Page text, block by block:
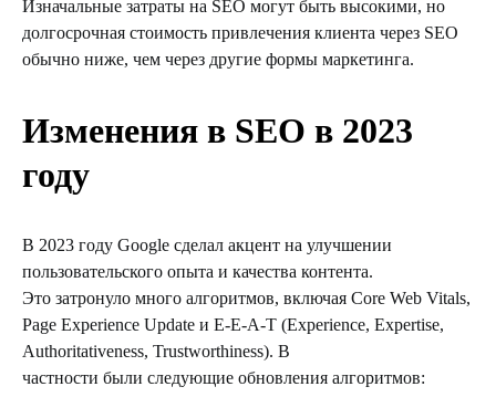
Изначальные затраты на SEO могут быть высокими, но
долгосрочная стоимость привлечения клиента через SEO
обычно ниже, чем через другие формы маркетинга.
Изменения в SEO в 2023
году
В 2023 году Google сделал акцент на улучшении
пользовательского опыта и качества контента.
Это затронуло много алгоритмов, включая Core Web Vitals,
Page Experience Update и E-E-A-T (Experience, Expertise,
Authoritativeness, Trustworthiness). В
частности были следующие обновления алгоритмов: